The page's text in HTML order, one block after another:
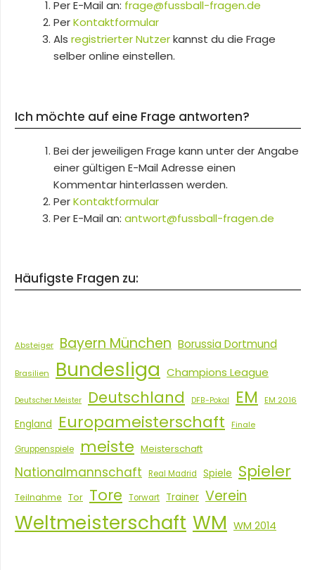
Per E-Mail an: frage@fussball-fragen.de
PerKontaktformular
Als registrierter Nutzerkannst du die Frage
selber online einstellen.
Ich möchte auf eine Frage antworten?
Bei der jeweiligen Frage kann unter der Angabe
einer gültigen E-Mail Adresse einen
Kommentar hinterlassen werden.
PerKontaktformular
Per E-Mail an: antwort@fussball-fragen.de
Häufigste Fragen zu:
Absteiger Bayern München Borussia Dortmund
Brasilien Bundesliga Champions League
Deutscher Meister Deutschland DFB-Pokal EM EM 2016
England Europameisterschaft Finale
Gruppenspiele meiste Meisterschaft
Nationalmannschaft Real Madrid Spiele Spieler
Teilnahme Tor Tore Torwart Trainer Verein
Weltmeisterschaft WM WM 2014